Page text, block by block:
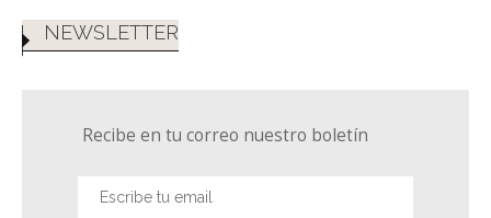
NEWSLETTER
Recibe en tu correo nuestro boletín